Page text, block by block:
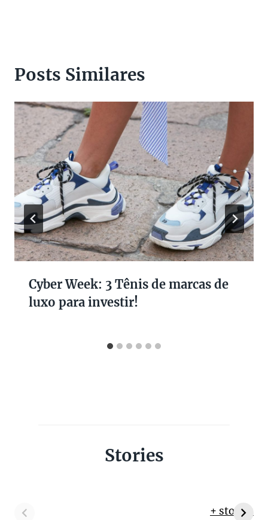
Posts Similares
Cyber Week: 3 Tênis de marcas de
luxo para investir!
Stories
+ stories